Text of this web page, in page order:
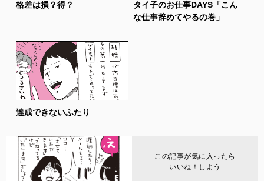
格差は損？得？
タイ子のお仕事DAYS「こん
な仕事辞めてやるの巻」
達成できないふたり
この記事が気に入ったら
いいね！しよう